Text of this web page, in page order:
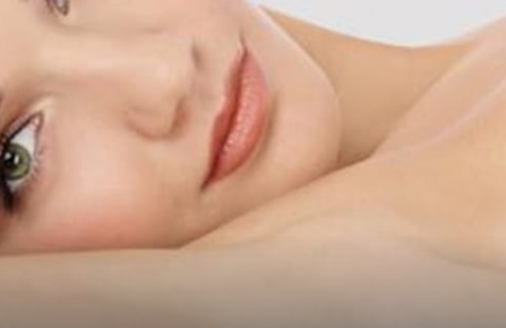
Záhady a
konspirace
MIMOZEMŠŤANÉ
UTAJENÉ PŘÍBĚHY
ALTERNATIVNÍ
FILMY